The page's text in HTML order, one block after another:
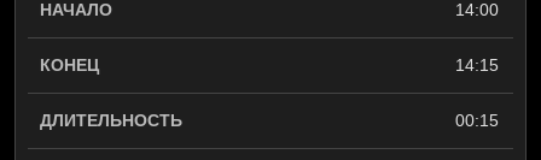
14:00
14:15
00:15